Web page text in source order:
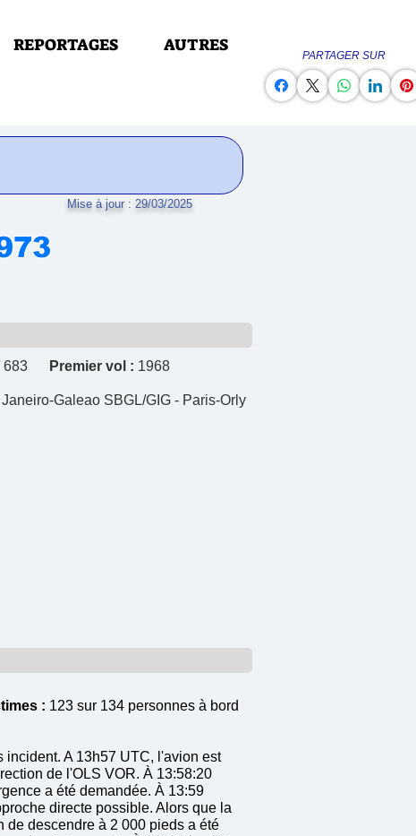
REPORTAGES AUTRES PARTAGER SUR
Mise à jour : 29/03/2025
/ 683 Premier vol : 1968
Galeao SBGL/GIG - Paris-Orly
: 123 sur 134 personnes à bord
incident. A 13h57 UTC, l'avion est
de l'OLS VOR. À 13:58:20
a été demandée. À 13:59
directe possible. Alors que la
de descendre à 2 000 pieds a été